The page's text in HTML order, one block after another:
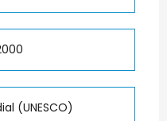
(UNESCO)